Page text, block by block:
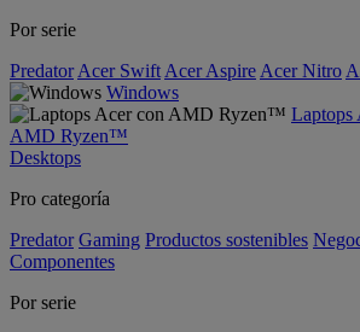
Por serie
Predator Acer Swift Acer Aspire Acer Nitro
Windows
Laptops
AMD Ryzen™
Desktops
Pro categoría
Predator Gaming Productos sostenibles
Componentes
Por serie